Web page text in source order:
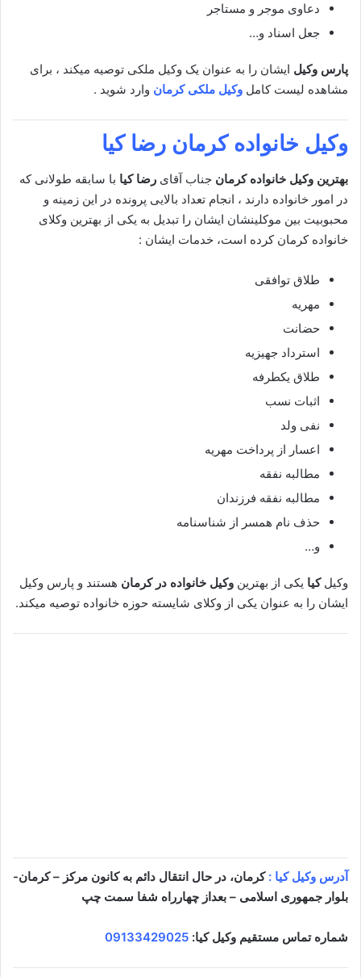
دعاوی موجر و مستاجر
جعل اسناد و…
پارس وکیل ایشان را به عنوان یک وکیل ملکی توصیه میکند ، برای
مشاهده لیست کامل وکیل ملکی کرمان وارد شوید .
وکیل خانواده کرمان رضا کیا
بهترین وکیل خانواده کرمان جناب آقای رضا کیا با سابقه طولانی که
در امور خانواده دارند ، انجام تعداد بالایی پرونده در این زمینه و
محبوبیت بین موکلینشان ایشان را تبدیل به یکی از بهترین وکلای
خانواده کرمان کرده است، خدمات ایشان :
طلاق توافقی
مهریه
حضانت
استرداد جهیزیه
طلاق یکطرفه
اثبات نسب
نفی ولد
اعسار از پرداخت مهریه
مطالبه نفقه
مطالبه نفقه فرزندان
حذف نام همسر از شناسنامه
و…
وکیل کیا یکی از بهترین وکیل خانواده در کرمان هستند و پارس وکیل
ایشان را به عنوان یکی از وکلای شایسته حوزه خانواده توصیه میکند.
آدرس وکیل کیا : کرمان، در حال انتقال دائم به کانون مرکز – کرمان-
بلوار جمهوری اسلامی – بعداز چهارراه شفا سمت چپ
شماره تماس مستقیم وکیل کیا: